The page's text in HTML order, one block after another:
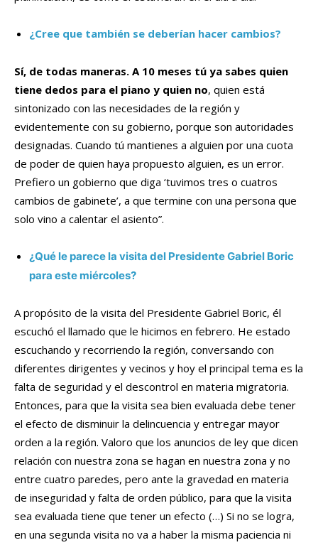
¿Cree que también se deberían hacer cambios?
Sí, de todas maneras. A 10 meses tú ya sabes quien
tiene dedos para el piano y quien no, quien está
sintonizado con las necesidades de la región y
evidentemente con su gobierno, porque son autoridades
designadas. Cuando tú mantienes a alguien por una cuota
de poder de quien haya propuesto alguien, es un error.
Prefiero un gobierno que diga ‘tuvimos tres o cuatros
cambios de gabinete’, a que termine con una persona que
solo vino a calentar el asiento”.
¿Qué le parece la visita del Presidente Gabriel Boric
para este miércoles?
A propósito de la visita del Presidente Gabriel Boric, él
escuchó el llamado que le hicimos en febrero. He estado
escuchando y recorriendo la región, conversando con
diferentes dirigentes y vecinos y hoy el principal tema es la
falta de seguridad y el descontrol en materia migratoria.
Entonces, para que la visita sea bien evaluada debe tener
el efecto de disminuir la delincuencia y entregar mayor
orden a la región. Valoro que los anuncios de ley que dicen
relación con nuestra zona se hagan en nuestra zona y no
entre cuatro paredes, pero ante la gravedad en materia
de inseguridad y falta de orden público, para que la visita
sea evaluada tiene que tener un efecto (…) Si no se logra,
en una segunda visita no va a haber la misma paciencia ni